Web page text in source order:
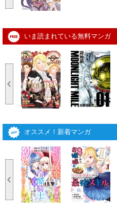
いま読まれている無料マンガ
オススメ！新着マンガ